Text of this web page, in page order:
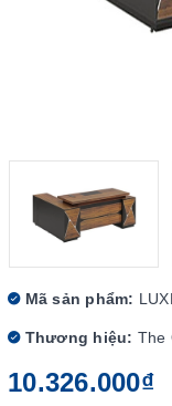
Mã sản phẩm:
Thương hiệu: The
10.326.000₫